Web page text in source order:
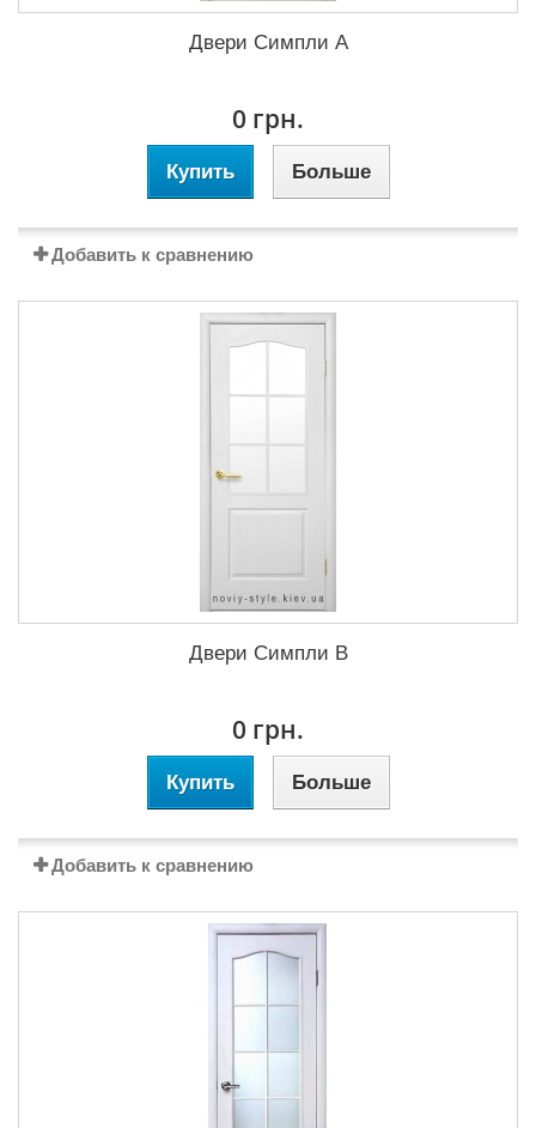
Двери Симпли А
0 грн.
Купить Больше
Добавить к сравнению
Двери Симпли В
0 грн.
Купить Больше
Добавить к сравнению